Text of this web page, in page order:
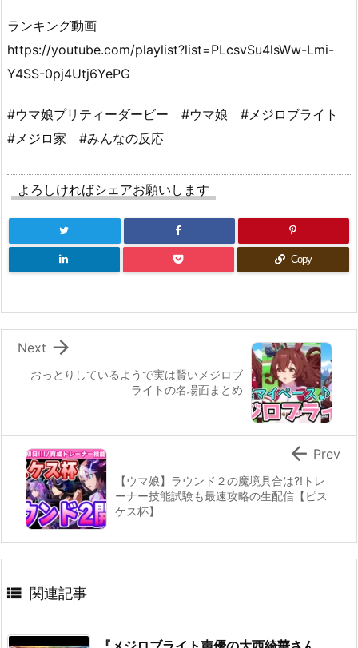
ランキング動画
https://youtube.com/playlist?list=PLcsvSu4lsWw-Lmi-
Y4SS-0pj4Utj6YePG
#ウマ娘プリティーダービー #ウマ娘 #メジロブライト
#メジロ家 #みんなの反応
よろしければシェアお願いします
Copy
おっとりしているようで実は賢いメジロブ
ライトの名場面まとめ

Next
【ウマ娘】ラウンド２の魔境具合は?!トレ
ーナー技能試験も最速攻略の生配信【ピス
ケス杯】
 Prev
 関連記事